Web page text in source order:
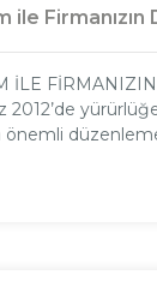
ile Firmanızın
İLE
2012’de
önemli